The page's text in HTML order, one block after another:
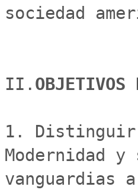
sociedad
II. OBJETIVOS
1. Distinguir
Modernidad
vanguardias